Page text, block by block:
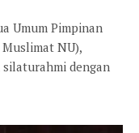
Umum Pimpinan
NU),
dengan